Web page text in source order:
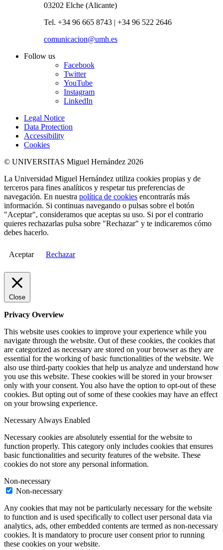
03202 Elche (Alicante)
Tel. +34 96 665 8743 | +34 96 522 2646
comunicacion@umh.es
Follow us
Facebook
Twitter
YouTube
Instagram
LinkedIn
Legal Notice
Data Protection
Accessibility
Cookies
© UNIVERSITAS Miguel Hernández 2026
La Universidad Miguel Hernández utiliza cookies propias y de
terceros para fines analíticos y respetar tus preferencias de
navegación. En nuestra política de cookies encontrarás más
información. Si continuas navegando o pulsas sobre el botón
"Aceptar", consideramos que aceptas su uso. Si por el contrario
quieres rechazarlas pulsa sobre "Rechazar" y te indicaremos cómo
debes hacerlo.
Aceptar Rechazar
Close
Privacy Overview
This website uses cookies to improve your experience while you
navigate through the website. Out of these cookies, the cookies that
are categorized as necessary are stored on your browser as they are
essential for the working of basic functionalities of the website. We
also use third-party cookies that help us analyze and understand how
you use this website. These cookies will be stored in your browser
only with your consent. You also have the option to opt-out of these
cookies. But opting out of some of these cookies may have an effect
on your browsing experience.
Necessary Always Enabled
Necessary cookies are absolutely essential for the website to
function properly. This category only includes cookies that ensures
basic functionalities and security features of the website. These
cookies do not store any personal information.
Non-necessary
Non-necessary
Any cookies that may not be particularly necessary for the website
to function and is used specifically to collect user personal data via
analytics, ads, other embedded contents are termed as non-necessary
cookies. It is mandatory to procure user consent prior to running
these cookies on your website.